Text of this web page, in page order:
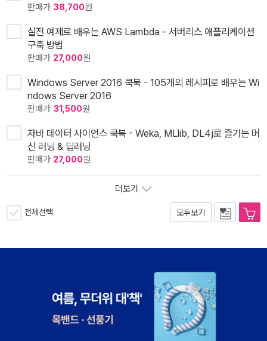
판매가 38,700원
실전 예제로 배우는 AWS Lambda - 서버리스 애플리케이션
구축 방법
판매가 27,000원
Windows Server 2016 쿡북 - 105개의 레시피로 배우는 Wi
ndows Server 2016
판매가 31,500원
자바 데이터 사이언스 쿡북 - Weka, MLlib, DL4j로 즐기는 머
신 러닝 & 딥러닝
판매가 27,000원
더보기
전체선택 모두보기